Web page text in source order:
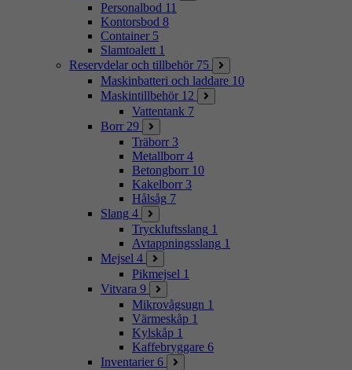
Personalbod 11
Kontorsbod 8
Container 5
Slamtoalett 1
Reservdelar och tillbehör 75
Maskinbatteri och laddare 10
Maskintillbehör 12
Vattentank 7
Borr 29
Träborr 3
Metallborr 4
Betongborr 10
Kakelborr 3
Hålsåg 7
Slang 4
Tryckluftsslang 1
Avtappningsslang 1
Mejsel 4
Pikmejsel 1
Vitvara 9
Mikrovågsugn 1
Värmeskåp 1
Kylskåp 1
Kaffebryggare 6
Inventarier 6